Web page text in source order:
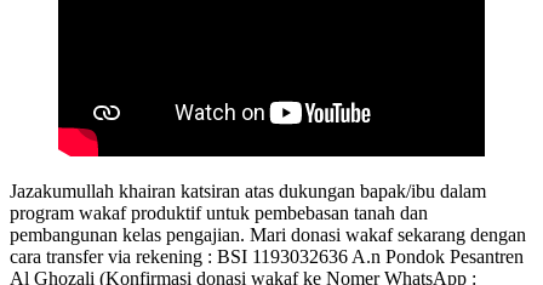
Jazakumullah khairan katsiran atas dukungan bapak/ibu dalam
program wakaf produktif untuk pembebasan tanah dan
pembangunan kelas pengajian. Mari donasi wakaf sekarang dengan
cara transfer via rekening : BSI 1193032636 A.n Pondok Pesantren
Al Ghozali (Konfirmasi donasi wakaf ke Nomer WhatsApp :